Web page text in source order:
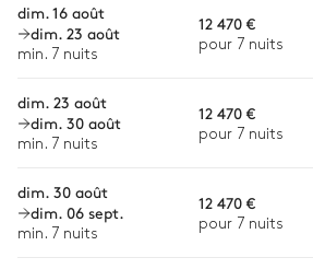
Cafetière à dosette
Cafetière à filtre
Hotte
Chambre Master
Balcon
Chef à domicile
Bien-être à domicile
Babysitter
Visites guidées et excursions
Moniteur de ski particulier
dim. 16 août
dim. 23 août
min. 7 nuits
12 470 €
pour 7 nuits
dim. 23 août
dim. 30 août
min. 7 nuits
12 470 €
pour 7 nuits
dim. 30 août
dim. 06 sept.
min. 7 nuits
12 470 €
pour 7 nuits